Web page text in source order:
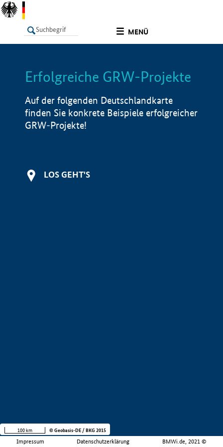
MENÜ
LISTE Info
Erfolgreiche GRW-Projekte
Auf der folgenden Deutschlandkarte
finden Sie konkrete Beispiele erfolgreicher
GRW-Projekte!
LOS GEHT'S
Impressum Datenschutzerklärung BMWi.de, 2021 ©
100 km © Geobasis-DE / BKG 2015